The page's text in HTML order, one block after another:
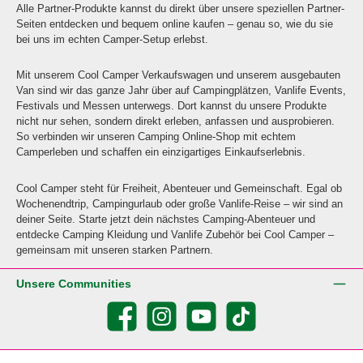
Alle Partner-Produkte kannst du direkt über unsere speziellen Partner-
Seiten entdecken und bequem online kaufen – genau so, wie du sie
bei uns im echten Camper-Setup erlebst.
Mit unserem Cool Camper Verkaufswagen und unserem ausgebauten
Van sind wir das ganze Jahr über auf Campingplätzen, Vanlife Events,
Festivals und Messen unterwegs. Dort kannst du unsere Produkte
nicht nur sehen, sondern direkt erleben, anfassen und ausprobieren.
So verbinden wir unseren Camping Online-Shop mit echtem
Camperleben und schaffen ein einzigartiges Einkaufserlebnis.
Cool Camper steht für Freiheit, Abenteuer und Gemeinschaft. Egal ob
Wochenendtrip, Campingurlaub oder große Vanlife-Reise – wir sind an
deiner Seite. Starte jetzt dein nächstes Camping-Abenteuer und
entdecke Camping Kleidung und Vanlife Zubehör bei Cool Camper –
gemeinsam mit unseren starken Partnern.
Unsere Communities
Facebook Instagram YouTube TikTok